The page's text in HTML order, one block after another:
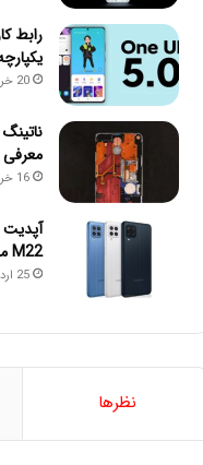
20 خرداد 1401
16 خرداد 1401
M22 منتشر شد
25 اردیبهشت 1401
نظرها